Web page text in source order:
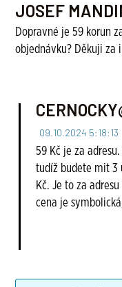
JOSEF
Dopravné je 59 korun
objednávku? Děkuji za
09.10.2024 5:18:13
59 Kč je za
tudíž budete mit 3
Kč. Je to za
cena je